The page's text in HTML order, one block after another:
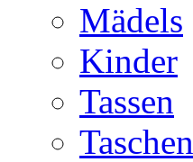
Mädels
Kinder
Tassen
Taschen